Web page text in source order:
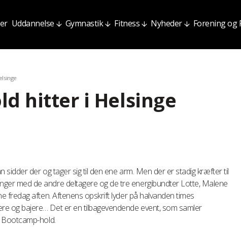
Uddannelse Gymnastik Fitness Nyheder Forening og
hitter i Helsinge
sidder der og tager sig til den ene arm. Men der er stadig kræfter til
med de andre deltagere og de tre energibundter Lotte, Malene
fredag aften. Aftenens opskrift lyder på halvanden times
og bajere… Det er en tilbagevendende event, som samler
hold.